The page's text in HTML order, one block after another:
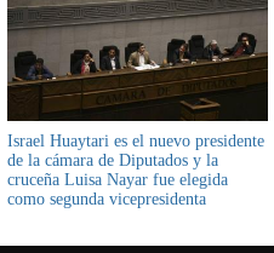
Israel Huaytari es el nuevo presidente
de la cámara de Diputados y la
cruceña Luisa Nayar fue elegida
como segunda vicepresidenta